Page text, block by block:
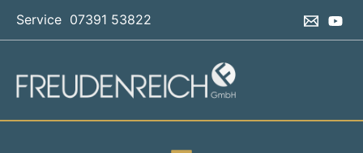
Inhalt
Service 07391 53822